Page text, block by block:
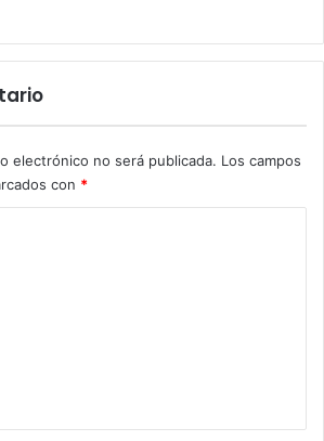
electrónico no será publicada. Los campos
con *